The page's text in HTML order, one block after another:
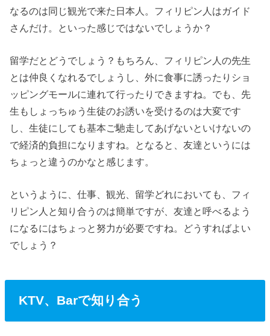
なるのは同じ観光で来た日本人。フィリピン人はガイド
さんだけ。といった感じではないでしょうか？
留学だとどうでしょう？もちろん、フィリピン人の先生
とは仲良くなれるでしょうし、外に食事に誘ったりショ
ッピングモールに連れて行ったりできますね。でも、先
生もしょっちゅう生徒のお誘いを受けるのは大変です
し、生徒にしても基本ご馳走してあげないといけないの
で経済的負担になりますね。となると、友達というには
ちょっと違うのかなと感じます。
というように、仕事、観光、留学どれにおいても、フィ
リピン人と知り合うのは簡単ですが、友達と呼べるよう
になるにはちょっと努力が必要ですね。どうすればよい
でしょう？
KTV、Barで知り合う